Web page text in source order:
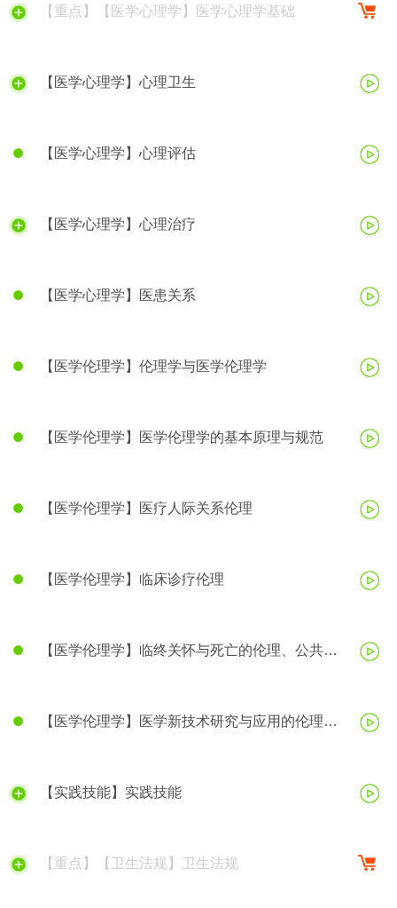
【重点】【医学心理学】医学心理学基础
【医学心理学】心理卫生
【医学心理学】心理评估
【医学心理学】心理治疗
【医学心理学】医患关系
【医学伦理学】伦理学与医学伦理学
【医学伦理学】医学伦理学的基本原理与规范
【医学伦理学】医疗人际关系伦理
【医学伦理学】临床诊疗伦理
【医学伦理学】临终关怀与死亡的伦理、公共卫
【医学伦理学】医学新技术研究与应用的伦理、
【实践技能】实践技能
【重点】【卫生法规】卫生法规